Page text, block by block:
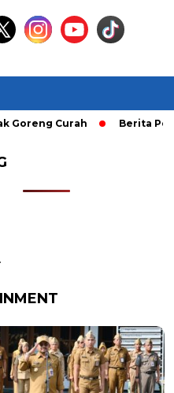
Curah Berita Populer: